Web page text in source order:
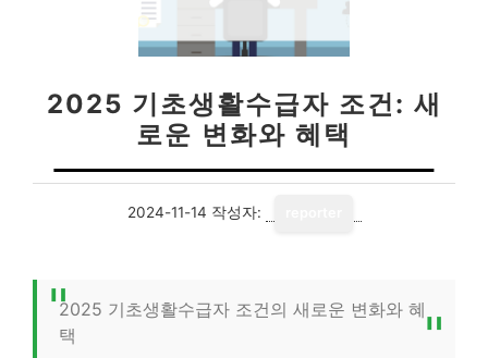
2025 기초생활수급자 조건: 새
로운 변화와 혜택
2024-11-14 작성자:
2025 기초생활수급자 조건의 새로운 변화와 혜
택